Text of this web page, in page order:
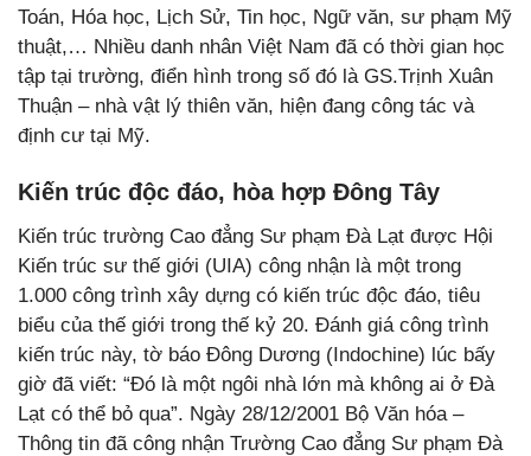
Toán, Hóa học, Lịch Sử, Tin học, Ngữ văn, sư phạm Mỹ
thuật,… Nhiều danh nhân Việt Nam đã có thời gian học
tập tại trường, điển hình trong số đó là GS.Trịnh Xuân
Thuận – nhà vật lý thiên văn, hiện đang công tác và
định cư tại Mỹ.
Kiến trúc độc đáo, hòa hợp Đông Tây
Kiến trúc trường Cao đẳng Sư phạm Đà Lạt được Hội
Kiến trúc sư thế giới (UIA) công nhận là một trong
1.000 công trình xây dựng có kiến trúc độc đáo, tiêu
biểu của thế giới trong thế kỷ 20. Đánh giá công trình
kiến trúc này, tờ báo Đông Dương (Indochine) lúc bấy
giờ đã viết: “Đó là một ngôi nhà lớn mà không ai ở Đà
Lạt có thể bỏ qua”. Ngày 28/12/2001 Bộ Văn hóa –
Thông tin đã công nhận Trường Cao đẳng Sư phạm Đà